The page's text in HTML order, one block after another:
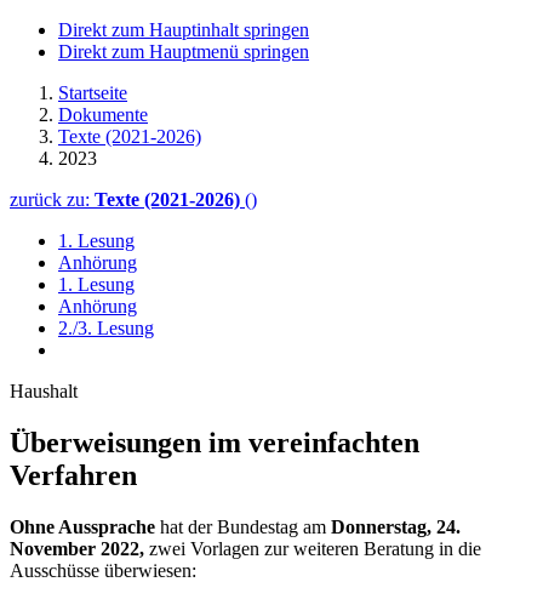
Direkt zum Hauptinhalt springen
Direkt zum Hauptmenü springen
Startseite
Dokumente
Texte (2021-2026)
2023
zurück zu: Texte (2021-2026) ()
1. Lesung
Anhörung
1. Lesung
Anhörung
2./3. Lesung
Haushalt
Überweisungen im vereinfachten
Verfahren
Ohne Aussprache hat der Bundestag am Donnerstag, 24.
November 2022, zwei Vorlagen zur weiteren Beratung in die
Ausschüsse überwiesen: